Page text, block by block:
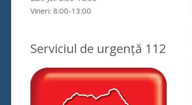
Vineri: 8:00-13:00
Serviciul de urgență 112